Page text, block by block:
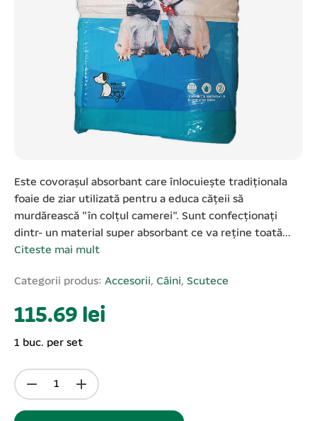
Este covorașul absorbant care înlocuiește tradiționala
foaie de ziar utilizată pentru a educa cățeii să
murdărească "în colțul camerei". Sunt confecționați
dintr- un material super absorbant ce va reține toată...
Citeste mai mult
Categorii produs: Accesorii, Câini, Scutece
115.69 lei
1 buc. per set